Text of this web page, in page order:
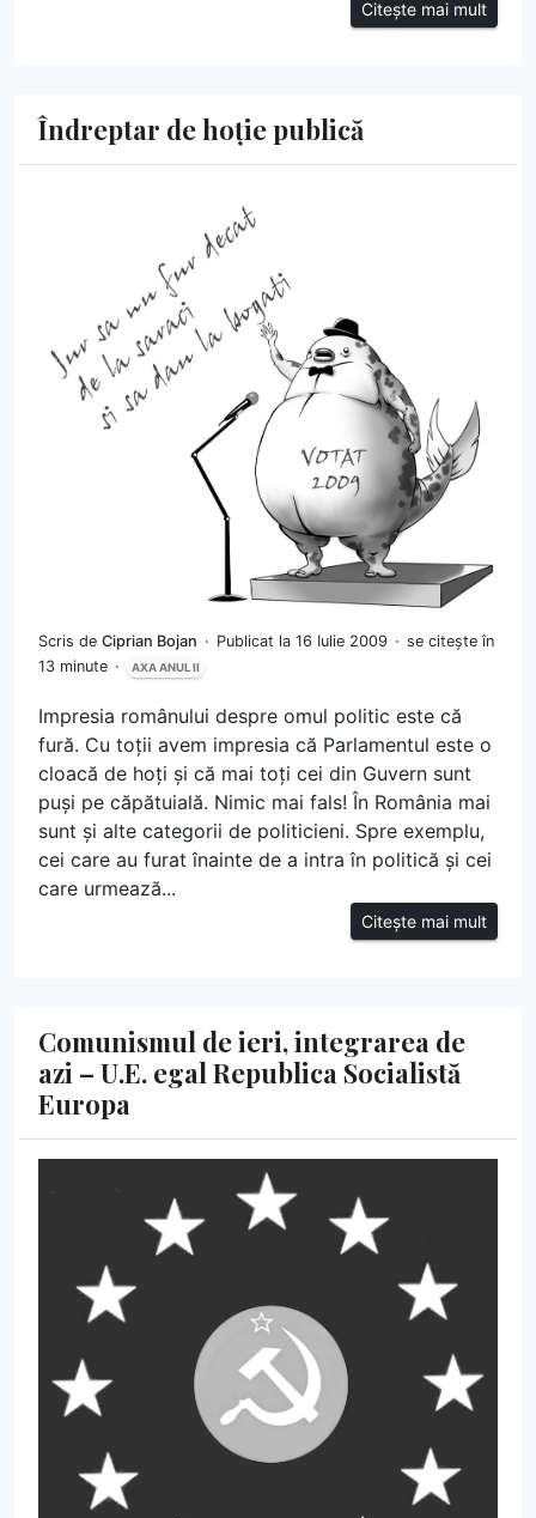
Citește mai mult
Îndreptar de hoție publică
Scris de Ciprian Bojan Publicat la 16 Iulie 2009
se citește în
13 minute
AXA ANUL II
Impresia românului despre omul politic este că
fură. Cu toții avem impresia că Parlamentul este o
cloacă de hoți și că mai toți cei din Guvern sunt
puși pe căpătuială. Nimic mai fals! În România mai
sunt și alte categorii de politicieni. Spre exemplu,
cei care au furat înainte de a intra în politică și cei
care urmează...
Citește mai mult
Comunismul de ieri, integrarea de
azi – U.E. egal Republica Socialistă
Europa